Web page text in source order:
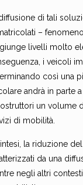
di tali
–
livelli molto
i veicoli
così una
andrà in parte
un volume
di mobilità.
la riduzione
da una
negli altri